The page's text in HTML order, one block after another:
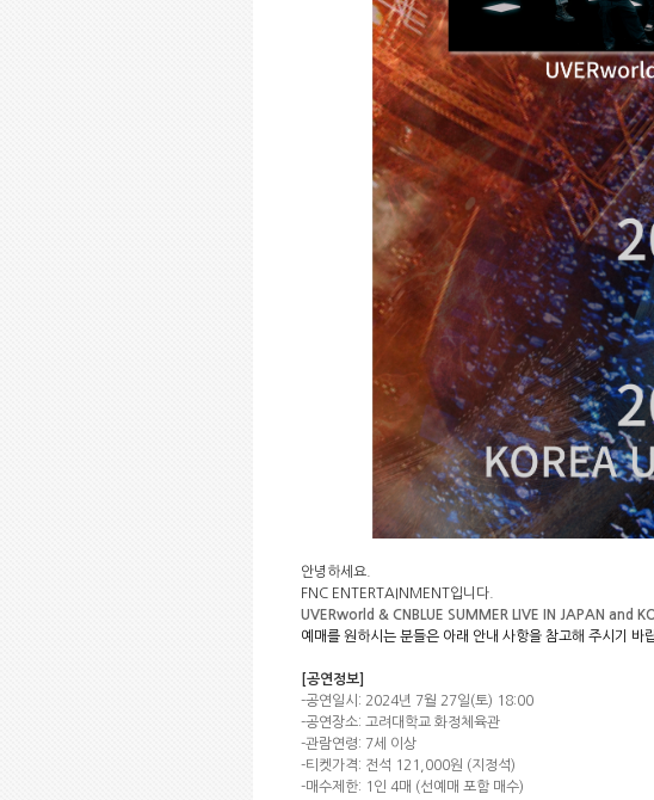
안녕하세요
FNC ENTERTAINMENT입니다
UVERworld & CNBLUE SUMMER LIVE IN JAPAN and
예매를 원하시는 분들은 아래 안내 사항을 참고해 주시기 바
[공연정보]
-공연일시 : 2024년 7월 27일(토) 18:00
-공연장소: 고려대학교 화정체육관
-관람연령: 7세 이상
-티켓가격: 전석 121,000원 (지정석)
-매수제한: 1 인 4매 (선예매 포함 매수)